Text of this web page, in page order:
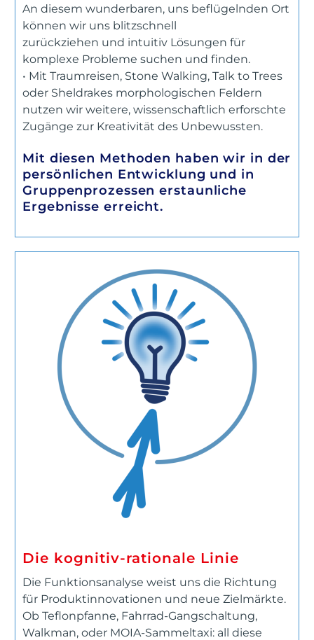
An diesem wunderbaren, uns beflügelnden Ort
können wir uns blitzschnell
zurückziehen und intuitiv Lösungen für
komplexe Probleme suchen und finden.
• Mit Traumreisen, Stone Walking, Talk to Trees
oder Sheldrakes morphologischen Feldern
nutzen wir weitere, wissenschaftlich erforschte
Zugänge zur Kreativität des Unbewussten.
Mit diesen Methoden haben wir in der
persönlichen Entwicklung und in
Gruppenprozessen erstaunliche
Ergebnisse erreicht.
Die kognitiv-rationale Linie
Die Funktionsanalyse weist uns die Richtung
für Produktinnovationen und neue Zielmärkte.
Ob Teflonpfanne, Fahrrad-Gangschaltung,
Walkman, oder MOIA-Sammeltaxi: all diese